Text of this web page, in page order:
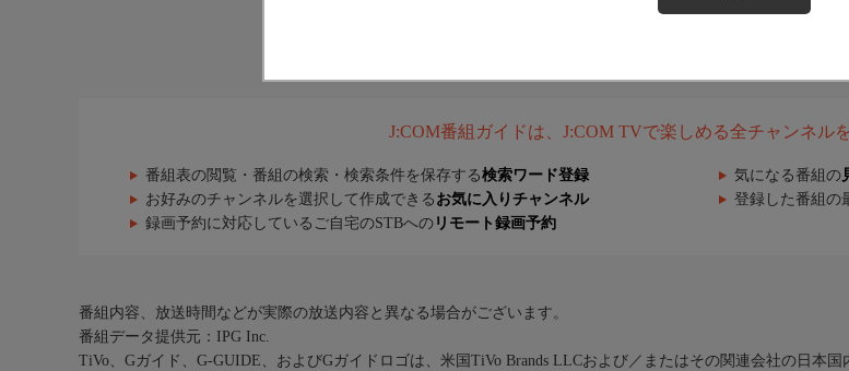
J:COM番組ガイドは、J:COM TVで楽しめる全チャンネル
番組表の閲覧・番組の検索・検索条件を保存する検索ワード登録 気になる番組の
お好みのチャンネルを選択して作成できる お気に入りチャンネル 登録した番組の
録画予約に対応しているご自宅のSTBへの リモート録画予約
番組内容、放送時間などが実際の放送内容と異なる場合がございます。
番組データ提供元：IPG Inc.
TiVo、Gガイド、G-GUIDE、およびGガイドロゴは、米国TiVo Brands LLCおよび／またはその関連会社の日本国